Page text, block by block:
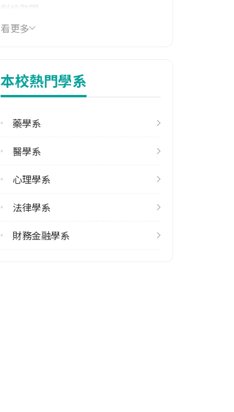
創校時間
1928年
114年註冊率
113學年度雙聯學位合作校數
其他亞洲地區4 北美洲2 東協2 歐
洲2 港澳1
學校電話
(02)33663366
臺北市大安區羅斯福路四段1號
看更多
本校熱門學系
藥學系
醫學系
心理學系
法律學系
財務金融學系